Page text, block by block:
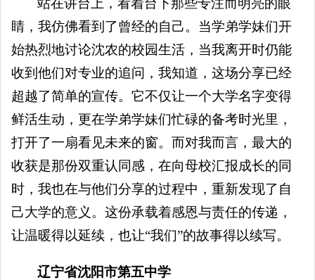
站在讲台上，看着台下那些专注而明亮的眼
睛，我仿佛看到了曾经的自己。当学弟学妹们开
始热烈地讨论沈农的校园生活，当我离开时仍能
收到他们对专业的追问，我知道，这场分享已经
超越了简单的宣传。它不仅让一个大学名字变得
鲜活生动，更在学弟学妹们忙碌的备考时光里，
打开了一扇看见未来的窗。而对我而言，最大的
收获是那份双重认同感，在向母校汇报成长的同
时，我也在与他们分享的过程中，重新发现了自
己大学的意义。这份承载着感恩与责任的传递，
让温暖得以延续，也让“我们”的故事得以续写。
辽宁省沈阳市第五中学